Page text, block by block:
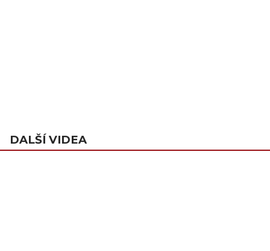
DALŠÍ VIDEA